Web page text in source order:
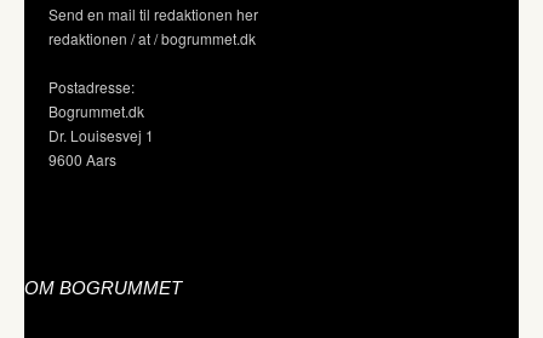
Send en mail til redaktionen her
redaktionen / at / bogrummet.dk
Postadresse:
Bogrummet.dk
Dr. Louisesvej 1
9600 Aars
OM BOGRUMMET